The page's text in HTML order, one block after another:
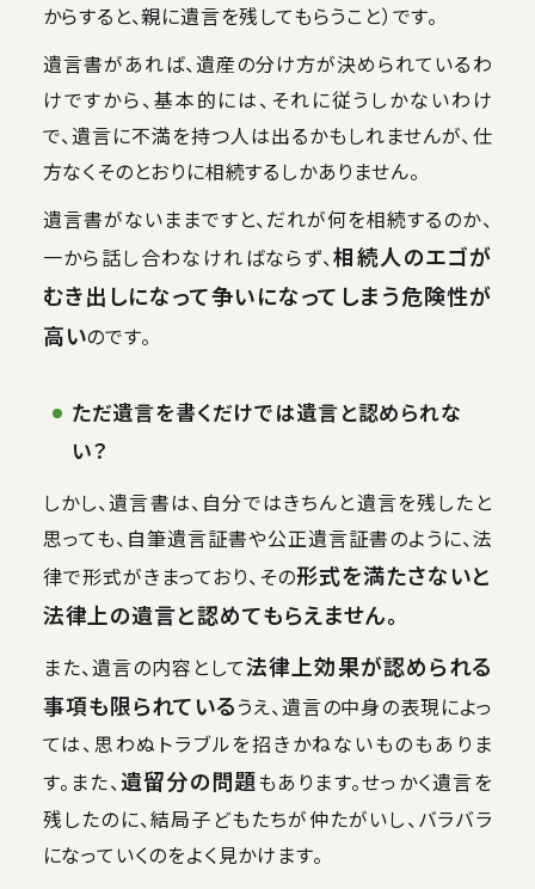
からすると、親に遺言を残してもらうこと）です。
遺言書があれば、遺産の分け方が決められているわ
けですから、基本的には、それに従うしかないわけ
で、遺言に不満を持つ人は出るかもしれませんが、仕
方なくそのとおりに相続するしかありません。
遺言書がないままですと、だれが何を相続するのか、
一から話し合わなければならず、相続人のエゴが
むき出しになって争いになってしまう危険性が
高いのです。
ただ遺言を書くだけでは遺言と認められな
い？
しかし、遺言書は、自分ではきちんと遺言を残したと
思っても、自筆遺言証書や公正遺言証書のように、法
律で形式がきまっており、その形式を満たさないと
法律上の遺言と認めてもらえません。
また、遺言の内容として法律上効果が認められる
事項も限られている うえ、遺言の中身の表現によっ
ては、思わぬトラブルを招きかねないものもありま
す。また、 遺留分の問題もあります。せっかく遺言を
残したのに、結局子どもたちが仲たがいし、バラバラ
になっていくのをよく見かけます。